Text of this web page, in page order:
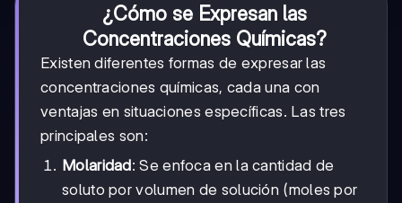
¿Cómo se Expresan las
Concentraciones Químicas?
Existen diferentes formas de expresar las
concentraciones químicas, cada una con
ventajas en situaciones específicas. Las tres
principales son:
Molaridad: Se enfoca en la cantidad de
soluto por volumen de solución (moles por